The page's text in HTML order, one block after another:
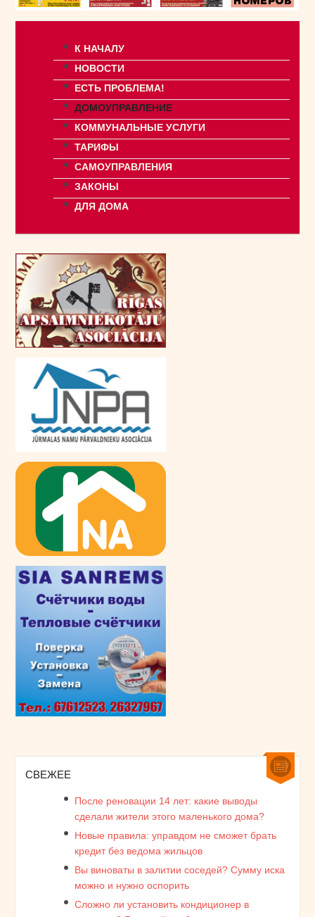
К НАЧАЛУ
НОВОСТИ
ЕСТЬ ПРОБЛЕМА!
ДОМОУПРАВЛЕНИЕ
КОММУНАЛЬНЫЕ УСЛУГИ
ТАРИФЫ
САМОУПРАВЛЕНИЯ
ЗАКОНЫ
ДЛЯ ДОМА
СВЕЖЕЕ
После реновации 14 лет: какие выводы
сделали жители этого маленького дома?
Новые правила: управдом не сможет брать
кредит без ведома жильцов
Вы виноваты в залитии соседей? Сумму иска
можно и нужно оспорить
Сложно ли установить кондиционер в